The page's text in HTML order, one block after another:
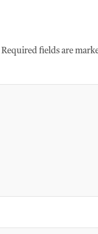
Required fields are